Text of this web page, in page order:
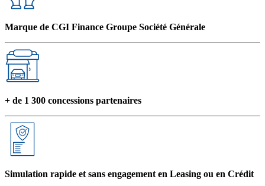
Marque de CGI Finance Groupe Société Générale
+ de 1 300 concessions partenaires
Simulation rapide et sans engagement en Leasing ou en Crédit